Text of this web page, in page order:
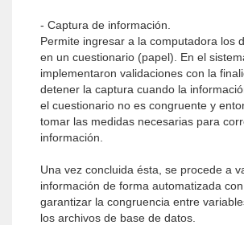
- Captura de información.
Permite ingresar a la computadora los
en un cuestionario (papel). En el
implementaron validaciones con la
detener la captura cuando la
el cuestionario no es congruente y
tomar las medidas necesarias para
información.
Una vez concluida ésta, se procede a
información de forma automatizada
garantizar la congruencia entre
los archivos de base de datos.